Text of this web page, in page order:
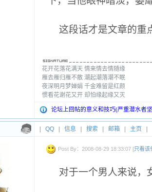
这段话才是文章的重
花开花落花满天 情来情去情随缘
雁去雁归雁不散 潮起潮落潮不眠
夜深明月梦婵娟 千金难留是红颜
惯看花谢花又开 却怕缘起缘又灭
论坛上回帖的意义和技巧(严重潜水者
QQ 信息 搜索 邮箱 主页
Post By：2008-08-29 18:33:07 [只看该
对于一个男人来说，